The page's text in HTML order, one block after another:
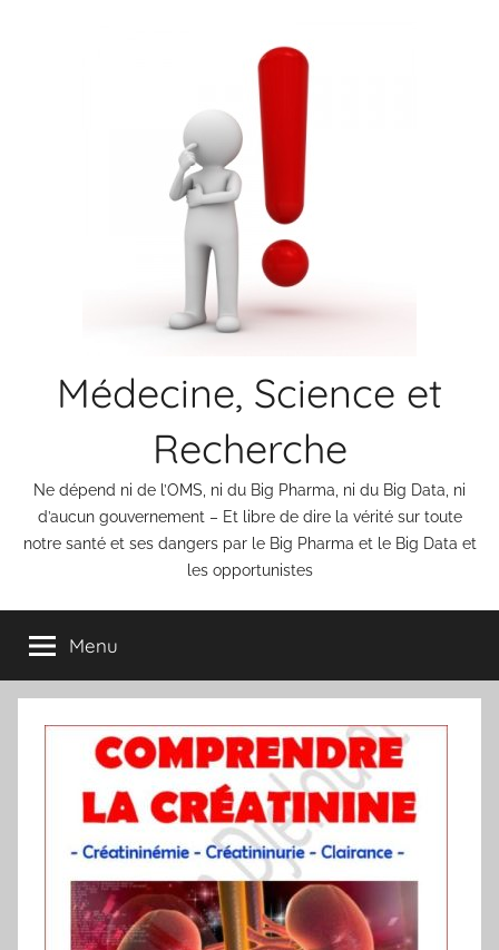
Médecine, Science et
Recherche
Ne dépend ni de l’OMS, ni du Big Pharma, ni du Big Data, ni
d’aucun gouvernement – Et libre de dire la vérité sur toute
notre santé et ses dangers par le Big Pharma et le Big Data et
les opportunistes
Menu